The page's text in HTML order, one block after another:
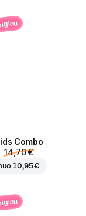
Combo
14,70 €
10,95 €